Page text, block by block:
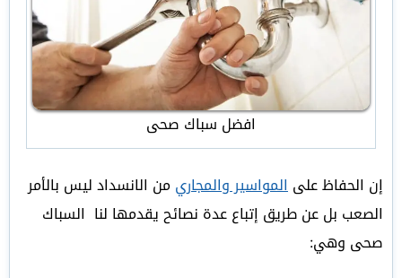
افضل سباك صحى
إن الحفاظ علىالمواسير والمجاريمن الانسداد ليس بالأمر
الصعب بل عن طريق إتباع عدة نصائح يقدمها لنا السباك
صحى وهي: